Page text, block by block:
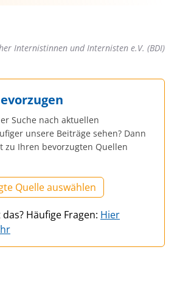
Internistinnen und Internisten e.V. (BDI)
Suche nach aktuellen
unsere Beiträge sehen? Dann
zu Ihren bevorzugten Quellen
Quelle auswählen
Häufige Fragen: Hier